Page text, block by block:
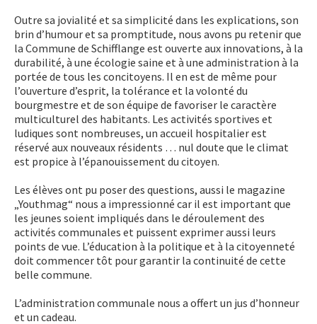
Outre sa jovialité et sa simplicité dans les explications, son
brin d’humour et sa promptitude, nous avons pu retenir que
la Commune de Schifflange est ouverte aux innovations, à la
durabilité, à une écologie saine et à une administration à la
portée de tous les concitoyens. Il en est de même pour
l’ouverture d’esprit, la tolérance et la volonté du
bourgmestre et de son équipe de favoriser le caractère
multiculturel des habitants. Les activités sportives et
ludiques sont nombreuses, un accueil hospitalier est
réservé aux nouveaux résidents … nul doute que le climat
est propice à l’épanouissement du citoyen.
Les élèves ont pu poser des questions, aussi le magazine
„Youthmag“ nous a impressionné car il est important que
les jeunes soient impliqués dans le déroulement des
activités communales et puissent exprimer aussi leurs
points de vue. L’éducation à la politique et à la citoyenneté
doit commencer tôt pour garantir la continuité de cette
belle commune.
L’administration communale nous a offert un jus d’honneur
et un cadeau.